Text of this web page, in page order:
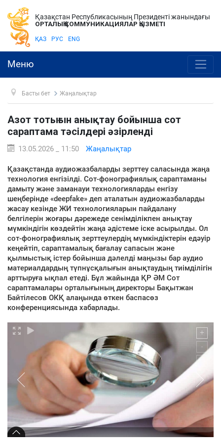
Қазақстан Республикасының Президенті жанындағы
ОРТАЛЫҚ КОММУНИКАЦИЯЛАР ҚЫЗМЕТІ
ҚАЗ РУС ENG
Меню
Басты бет Жаңалықтар
Азот тотығын анықтау бойынша сот
сараптама тәсілдері әзірленді
13.05.2026 _ 11:50 Жаңалықтар
Қазақстанда аудиожазбаларды зерттеу саласында жаңа
технология енгізілді. Сот-фонографиялық сараптаманы
дамыту және заманауи технологияларды енгізу
шеңберінде «deepfake» деп аталатын аудиожазбаларды
жасау кезінде ЖИ технологияларын пайдалану
белгілерін жоғары дәрежеде сенімділікпен анықтау
мүмкіндігін көздейтін жаңа әдістеме іске асырылды. Ол
сот-фонографиялық зерттеулердің мүмкіндіктерін едәуір
кеңейтіп, сараптамалық бағалау сапасын және
қылмыстық істер бойынша дәлелді маңызы бар аудио
материалдардың түпнұсқалығын анықтаудың тиімділігін
арттыруға ықпал етеді. Бұл жайында ҚР ӘМ Сот
сараптамалары орталығының директоры Бақытжан
Байтілесов ОКҚ алаңында өткен баспасөз
конференциясында хабарлады.